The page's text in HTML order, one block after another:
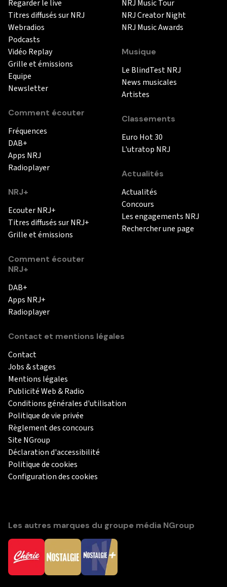
Regarder le live
Titres diffusés sur NRJ
Webradios
Podcasts
Vidéo Replay
Grille et émissions
Equipe
Newsletter
Comment écouter
Fréquences
DAB+
Apps NRJ
Radioplayer
NRJ+
Ecouter NRJ+
Titres diffusés sur NRJ+
Grille et émissions
Comment écouter
NRJ+
DAB+
Apps NRJ+
Radioplayer
NRJ Music Tour
NRJ Creator Night
NRJ Music Awards
Musique
Le BlindTest NRJ
News musicales
Artistes
Classements
Euro Hot 30
L'utratop NRJ
Actualités
Actualités
Concours
Les engagements NRJ
Rechercher une page
Contact et mentions légales
Contact
Jobs & stages
Mentions légales
Publicité Web & Radio
Conditions générales d'utilisation
Politique de vie privée
Règlement des concours
Site NGroup
Déclaration d'accessibilité
Politique de cookies
Configuration des cookies
Les autres marques du groupe média NGroup